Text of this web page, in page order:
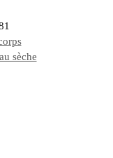
sèche